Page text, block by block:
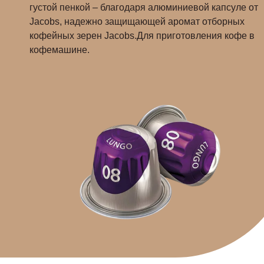
густой пенкой – благодаря алюминиевой капсуле от
Jacobs, надежно защищающей аромат отборных
кофейных зерен Jacobs.Для приготовления кофе в
кофемашине.